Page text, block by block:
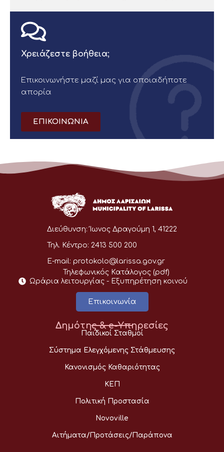
Χρειάζεστε βοήθεια;
Επικοινωνήστε μαζί μας για οποιαδήποτε
απορία
ΕΠΙΚΟΙΝΩΝΙΑ
Διεύθυνση: Ίωνος Δραγούμη 1, 41222
Τηλ. Κέντρο: 2413 500 200
E-mail: protokolo@larissa.gov.gr
Τηλεφωνικός Κατάλογος (pdf)
Ωράρια λειτουργίας - Eξυπηρέτηση κοινού
Επικοινωνία
Δημότης & e-Υπηρεσίες
Παιδικοί Σταθμοί
Σύστημα Ελεγχόμενης Στάθμευσης
Κανονισμός Καθαριότητας
ΚΕΠ
Πολιτική Προστασία
Novoville
Αιτήματα/Προτάσεις/Παράπονα